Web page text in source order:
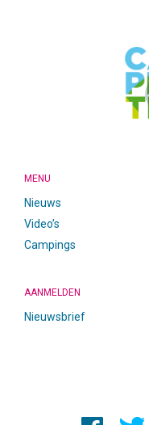
MENU
Nieuws
Video’s
Campings
AANMELDEN
Nieuwsbrief